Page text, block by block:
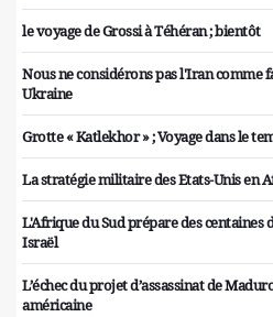
le voyage de Grossi à Téhéran ; bientôt
Nous ne considérons pas l'Iran comme
Ukraine
Grotte « Katlekhor » ; Voyage dans le
La stratégie militaire des Etats-Unis en
L'Afrique du Sud prépare des centaines
Israël
L’échec du projet d’assassinat de
américaine